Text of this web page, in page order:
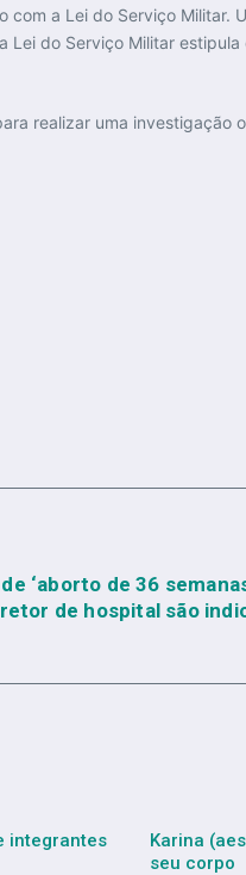
a Lei do Serviço Militar.
do Serviço Militar
realizar uma
‘aborto de 36
de hospital são
integrantes
Karina
seu corpo